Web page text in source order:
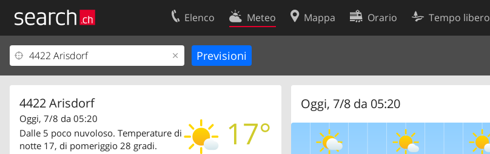
Elenco Meteo Mappa Orario Tempo libero
4422 Arisdorf
17°
Oggi, 7/8 da 05:20
Dalle 5 poco nuvoloso. Temperature di
notte 17, di pomeriggio 28 gradi.
Oggi, 7/8 da 05:20
Il vostro profolio
Area clienti
Informazioni Legali
Contatti
Condizioni d’uso
Preferenze cookie